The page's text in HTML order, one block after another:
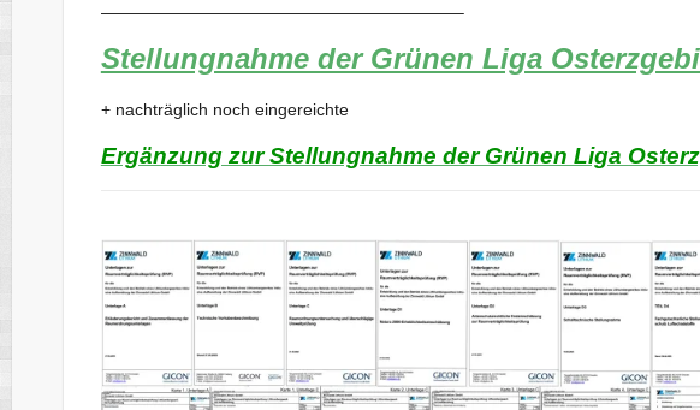
—————————————————————–
Stellungnahme der Grünen Liga
+ nachträglich noch eingereichte
Ergänzung zur Stellungnahme der Grünen Liga